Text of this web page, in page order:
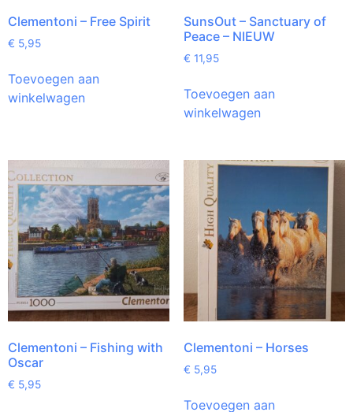
Clementoni – Free Spirit
€ 5,95
Toevoegen aan
winkelwagen
SunsOut – Sanctuary of
Peace – NIEUW
€ 11,95
Toevoegen aan
winkelwagen
Clementoni – Fishing with
Oscar
€ 5,95
Clementoni – Horses
€ 5,95
Toevoegen aan